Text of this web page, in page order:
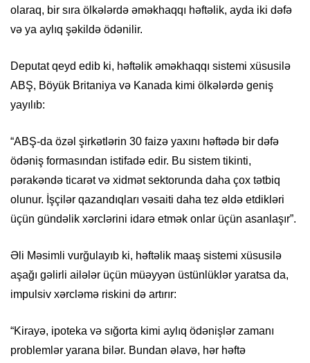
olaraq, bir sıra ölkələrdə əməkhaqqı həftəlik, ayda iki dəfə
və ya aylıq şəkildə ödənilir.
Deputat qeyd edib ki, həftəlik əməkhaqqı sistemi xüsusilə
ABŞ, Böyük Britaniya və Kanada kimi ölkələrdə geniş
yayılıb:
“ABŞ-da özəl şirkətlərin 30 faizə yaxını həftədə bir dəfə
ödəniş formasından istifadə edir. Bu sistem tikinti,
pərakəndə ticarət və xidmət sektorunda daha çox tətbiq
olunur. İşçilər qazandıqları vəsaiti daha tez əldə etdikləri
üçün gündəlik xərclərini idarə etmək onlar üçün asanlaşır”.
Əli Məsimli vurğulayıb ki, həftəlik maaş sistemi xüsusilə
aşağı gəlirli ailələr üçün müəyyən üstünlüklər yaratsa da,
impulsiv xərcləmə riskini də artırır:
“Kirayə, ipoteka və sığorta kimi aylıq ödənişlər zamanı
problemlər yarana bilər. Bundan əlavə, hər həftə